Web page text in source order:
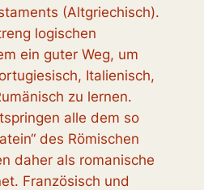
(Altgriechisch).
logischen
ein guter Weg, um
Italienisch,
zu lernen.
alle dem so
des Römischen
daher als romanische
Französisch und